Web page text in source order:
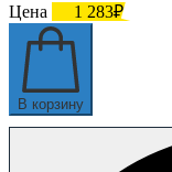
Цена
1 283₽
В корзину